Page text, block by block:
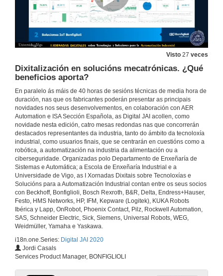
Visto 27 veces
Dixitalización en solucións mecatrónicas. ¿Qué
beneficios aporta?
En paralelo ás máis de 40 horas de sesións técnicas de media hora de
duración, nas que os fabricantes poderán presentar as principais
novidades nos seus desenvolvementos, en colaboración con AER
Automation e ISA Sección Española, as Digital JAI acollen, como
novidade nesta edición, catro mesas redondas nas que concorrerán
destacados representantes da industria, tanto do ámbito da tecnoloxía
industrial, como usuarios finais, que se centrarán en cuestións como a
robótica, a automatización na industria da alimentación ou a
ciberseguridade. Organizadas polo Departamento de Enxeñaría de
Sistemas e Automática; a Escola de Enxeñaría Industrial e a
Universidade de Vigo, as I Xornadas Dixitais sobre Tecnoloxías e
Solucións para a Automatización Industrial contan entre os seus socios
con Beckhoff, Bonfiglioli, Bosch Rexroth, B&R, Delta, Endress+Hauser,
Festo, HMS Networks, HP, IFM, Kepware (Logitek), KUKA Robots
Ibérica y Lapp, OnRobot, Phoenix Contact, Pilz, Rockwell Automation,
SAS, Schneider Electric, Sick, Siemens, Universal Robots, WEG,
Weidmüller, Yamaha e Yaskawa.
i18n.one.Series: Digital JAI 2020
Jordi Casals
Services Product Manager, BONFIGLIOLI
29 de out. de 2020
Entramos na nova era de IO-Link (safe) – Sensores intelixentes e conectados de forma universal
29 de out. de 2020
Loxística eficiente e flexible con robots móviles
29 de out. de 2020
Converxencia IT-OT: OPC UA sobre TSN
29 de out. de 2020